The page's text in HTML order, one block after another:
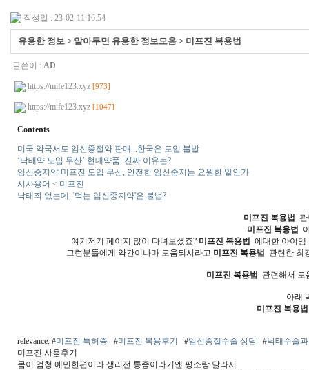
작성일 : 23-02-11 16:54
유용한 정보 > 알아두면 유용한 정보모음 > 미프진 복용법
글쓴이 : AD
https://mife123.xyz [973]
https://mife123.xyz [1047]
Contents
미국 약국서도 임신중절약 판매...한국은 도입 불발
‘낙태약 도입 무산’ 현대약품, 진짜 이유는?
임신중지약 미프진 도입 무산, 안전한 임신중지는 요원한 일인가
시사용어 < 미프진
낙태죄 없는데, '먹는 임신중지약'은 불법?
미프진 복용법
미프진 복용법
여기저기 페이지 많이 다녀보셨죠? 미프진 복용법 에대한 아이템
그런분들에게 약간이나마 도움되시라고 미프진 복용법 관련한 최
미프진 복용법 관련해서 도
아래
미프진 복용법
relevance: #미프진 특허증 #미프진 복용후기 #임신중절수술 상담 #낙태수술
미프진 사용후기
몸이 엄청 예민한편이라 생리전 통증이라기엔 평소랑 달라서